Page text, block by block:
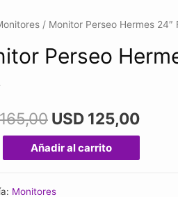
/ Monitor Perseo Hermes 24″
Perseo
165,00 USD 125,00
Añadir al carrito
Monitores